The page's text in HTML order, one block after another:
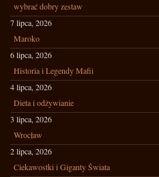
wybrać dobry zestaw
7 lipca, 2026
Maroko
6 lipca, 2026
Historia i Legendy Mafii
4 lipca, 2026
Dieta i odżywianie
3 lipca, 2026
Wrocław
2 lipca, 2026
Ciekawostki i Giganty Świata